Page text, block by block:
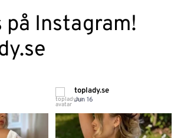
på Instagram!
toplady.se
Jun 16